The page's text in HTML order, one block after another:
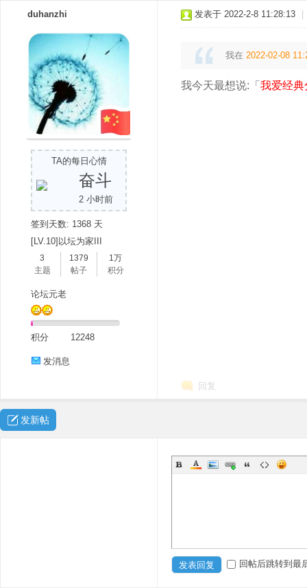
duhanzhi
TA的每日心情
奋斗
2 小时前
签到天数: 1368 天
[LV.10]以坛为家III
3
主题
1379
帖子
1万
积分
论坛元老
积分 12248
发消息
发表于 2022-2-8 11:28:13
我在 2022-02-08
我今天最想说:「 我爱经典
回复
发新帖
发表回复 回帖后跳转到最